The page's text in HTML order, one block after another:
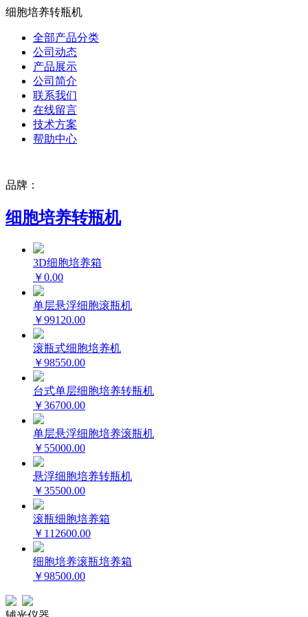
细胞培养转瓶机
全部产品分类
公司动态
产品展示
公司简介
联系我们
在线留言
技术方案
帮助中心
品牌：
细胞培养转瓶机
3D细胞培养箱
￥0.00
单层悬浮细胞滚瓶机
￥99120.00
滚瓶式细胞培养机
￥98550.00
台式单层细胞培养转瓶机
￥36700.00
单层悬浮细胞培养滚瓶机
￥55000.00
悬浮细胞培养转瓶机
￥35500.00
滚瓶细胞培养箱
￥112600.00
细胞培养滚瓶培养箱
￥98500.00